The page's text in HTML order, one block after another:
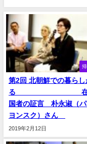
第2回 北朝鮮での暮らし
る 在日
国者の証言 朴永淑（パ
ヨンスク）さん
2019年2月12日